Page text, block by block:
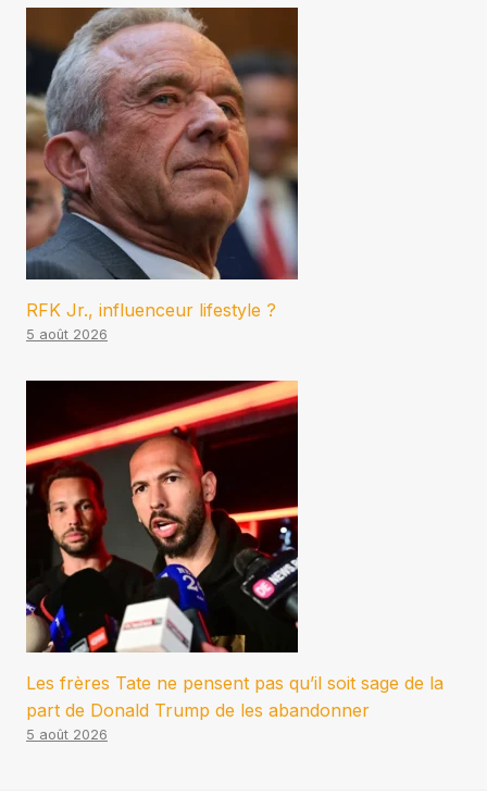
RFK Jr., influenceur lifestyle ?
5 août 2026
Les frères Tate ne pensent pas qu’il soit sage de la
part de Donald Trump de les abandonner
5 août 2026